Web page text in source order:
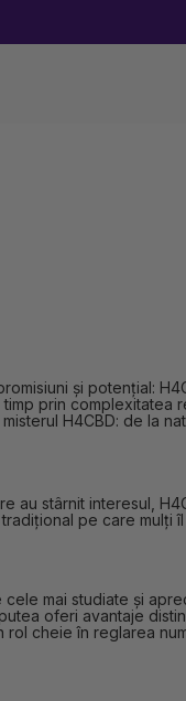
și potențial:
prin complexitatea
H4CBD: de la
au stârnit interesul,
pe care mulți
cele mai studiate și
oferi avantaje
rol cheie în reglarea